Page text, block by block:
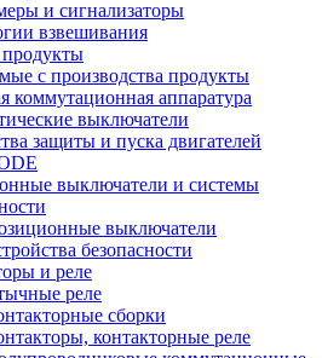
и сигнализаторы
взвешивания
с производства продукты
коммутационная аппаратура
выключатели
защиты и пуска двигателей
выключатели и системы
выключатели
безопасности
и реле
реле
сборки
контакторные реле